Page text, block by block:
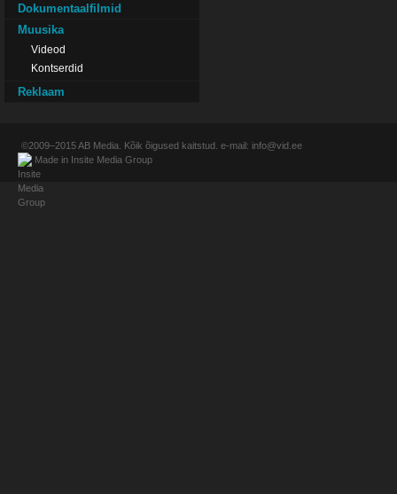
Dokumentaalfilmid
Muusika
Videod
Kontserdid
Reklaam
©2009–2015AB Media . Kõik õigused kaitstud. e-mail: info@vid.ee
Made in Insite Media Group